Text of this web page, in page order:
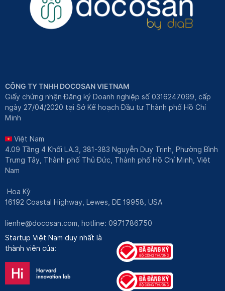
CÔNG TY TNHH DOCOSAN VIETNAM
Giấy chứng nhận Đăng ký Doanh nghiệp số 0316247099, cấp
ngày 27/04/2020 tại Sở Kế hoạch Đầu tư Thành phố Hồ Chí
Minh
Việt Nam
4.09 Tầng 4 Khối LA.3, 381-383 Nguyễn Duy Trinh, Phường Bình
Trưng Tây, Thành phố Thủ Đức, Thành phố Hồ Chí Minh, Việt
Nam
Hoa Kỳ
16192 Coastal Highway, Lewes, DE 19958, USA
lienhe@docosan.com , hotline: 0971786750
Startup Việt Nam duy nhất là
thành viên của: